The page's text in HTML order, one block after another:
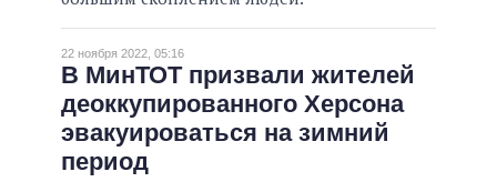
22 ноября 2022, 05:16
В МинТОТ призвали жителей
деоккупированного Херсона
эвакуироваться на зимний
период